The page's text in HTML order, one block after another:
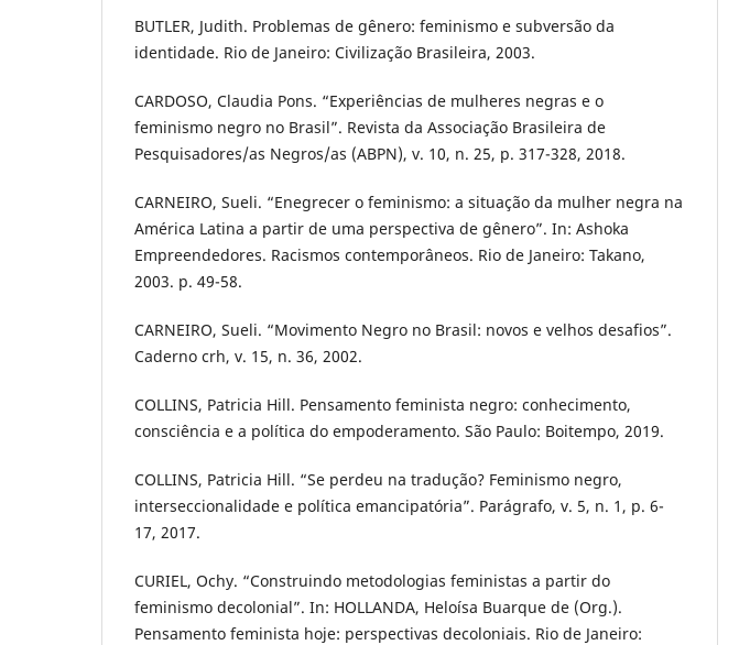
BUTLER, Judith. Problemas de gênero: feminismo e subversão da
identidade. Rio de Janeiro: Civilização Brasileira, 2003.
CARDOSO, Claudia Pons. “Experiências de mulheres negras e o
feminismo negro no Brasil”. Revista da Associação Brasileira de
Pesquisadores/as Negros/as (ABPN), v. 10, n. 25, p. 317-328, 2018.
CARNEIRO, Sueli. “Enegrecer o feminismo: a situação da mulher negra na
América Latina a partir de uma perspectiva de gênero”. In: Ashoka
Empreendedores. Racismos contemporâneos. Rio de Janeiro: Takano,
2003. p. 49-58.
CARNEIRO, Sueli. “Movimento Negro no Brasil: novos e velhos desafios”.
Caderno crh, v. 15, n. 36, 2002.
COLLINS, Patricia Hill. Pensamento feminista negro: conhecimento,
consciência e a política do empoderamento. São Paulo: Boitempo, 2019.
COLLINS, Patricia Hill. “Se perdeu na tradução? Feminismo negro,
interseccionalidade e política emancipatória”. Parágrafo, v. 5, n. 1, p. 6-
17, 2017.
CURIEL, Ochy. “Construindo metodologias feministas a partir do
feminismo decolonial”. In: HOLLANDA, Heloísa Buarque de (Org.).
Pensamento feminista hoje: perspectivas decoloniais. Rio de Janeiro: